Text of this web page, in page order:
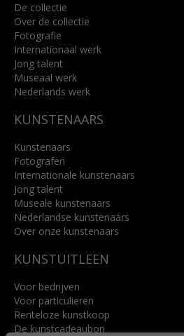
De collectie
Over de collectie
Fotografie
Internationaal werk
Jong talent
Museaal werk
Nederlands werk
KUNSTENAARS
Kunstenaars
Fotografen
Internationale kunstenaars
Jong talent
Museale kunstenaars
Nederlandse kunstenaars
Over onze kunstenaars
KUNSTUITLEEN
Voor bedrijven
Voor particulieren
Renteloze kunstkoop
De kunstcadeaubon